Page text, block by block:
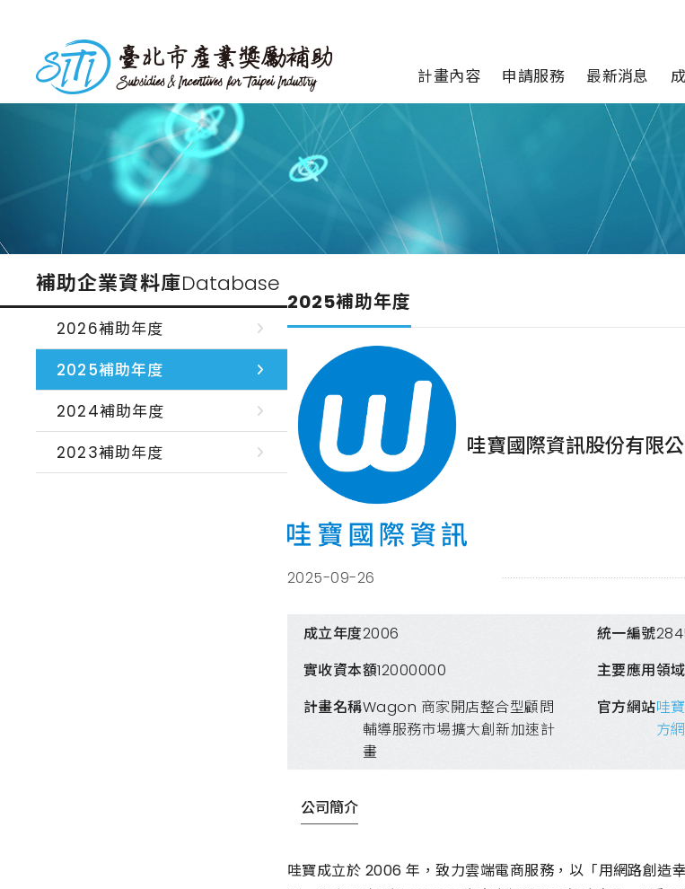
內
台北市產業獎勵補助
計畫內容 申請服務 最新消息
補助企業資料庫Database
2026補助年度
2025補助年度
2024補助年度
2023補助年度
2025補助年度
哇寶國際資訊股份有限
2025-09-26
成立年度2006 統一編號
實收資本額12000000 主要應用領域
計畫名稱Wagon 商家開店整合型顧問
輔導服務市場擴大創新加速計
畫
官方網站哇
方
公司簡介
哇寶成立於 2006 年，致力雲端電商服務，以「用網路創造